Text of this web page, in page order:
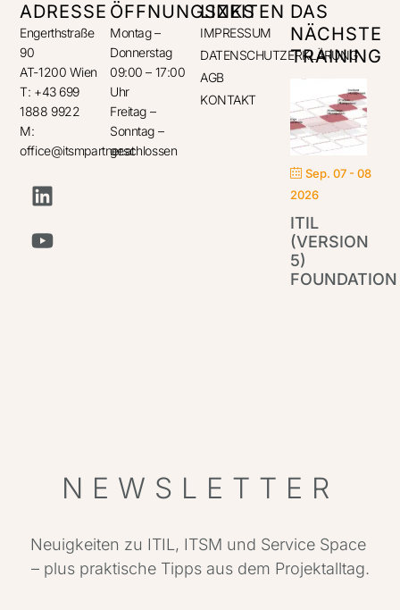
ADRESSE
Engerthstraße
90
AT-1200 Wien
T: +43 699
1888 9922
M:
office@itsmpartner.at
ÖFFNUNGSZEITEN
Montag –
Donnerstag
09:00 – 17:00
Uhr
Freitag –
Sonntag –
geschlossen
LINKS
IMPRESSUM
DATENSCHUTZERKLÄRUNG
AGB
KONTAKT
DAS
NÄCHSTE
TRAINING
Sep. 07 - 08
2026
ITIL
(VERSION
5)
FOUNDATION
NEWSLETTER
Neuigkeiten zu ITIL, ITSM und Service Space
– plus praktische Tipps aus dem Projektalltag.